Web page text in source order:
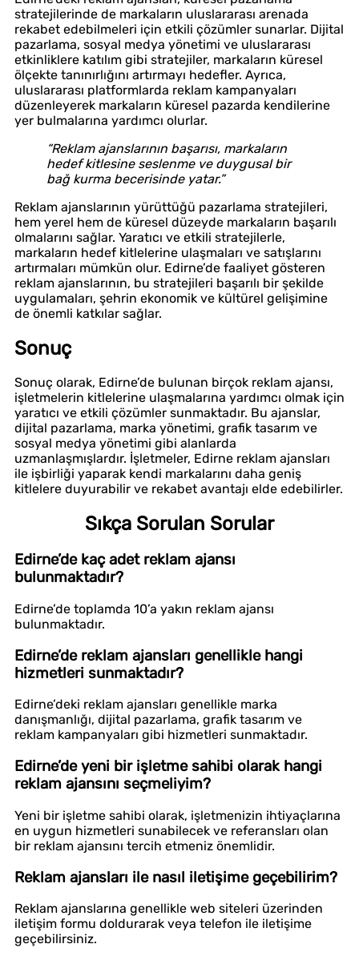
stratejilerinde de markaların uluslararası arenada
rekabet edebilmeleri için etkili çözümler sunarlar. Dijital
pazarlama, sosyal medya yönetimi ve uluslararası
etkinliklere katılım gibi stratejiler, markaların küresel
ölçekte tanınırlığını artırmayı hedefler. Ayrıca,
uluslararası platformlarda reklam kampanyaları
düzenleyerek markaların küresel pazarda kendilerine
yer bulmalarına yardımcı olurlar.
“Reklam ajanslarının başarısı, markaların
hedef kitlesine seslenme ve duygusal bir
bağ kurma becerisinde yatar.”
Reklam ajanslarının yürüttüğü pazarlama stratejileri,
hem yerel hem de küresel düzeyde markaların başarılı
olmalarını sağlar. Yaratıcı ve etkili stratejilerle,
markaların hedef kitlelerine ulaşmaları ve satışlarını
artırmaları mümkün olur. Edirne’de faaliyet gösteren
reklam ajanslarının, bu stratejileri başarılı bir şekilde
uygulamaları, şehrin ekonomik ve kültürel gelişimine
de önemli katkılar sağlar.
Sonuç
Sonuç olarak, Edirne’de bulunan birçok reklam ajansı,
işletmelerin kitlelerine ulaşmalarına yardımcı olmak için
yaratıcı ve etkili çözümler sunmaktadır. Bu ajanslar,
dijital pazarlama, marka yönetimi, grafik tasarım ve
sosyal medya yönetimi gibi alanlarda
uzmanlaşmışlardır. İşletmeler, Edirne reklam ajansları
ile işbirliği yaparak kendi markalarını daha geniş
kitlelere duyurabilir ve rekabet avantajı elde edebilirler.
Sıkça Sorulan Sorular
Edirne’de kaç adet reklam ajansı
bulunmaktadır?
Edirne’de toplamda 10’a yakın reklam ajansı
bulunmaktadır.
Edirne’de reklam ajansları genellikle hangi
hizmetleri sunmaktadır?
Edirne’deki reklam ajansları genellikle marka
danışmanlığı, dijital pazarlama, grafik tasarım ve
reklam kampanyaları gibi hizmetleri sunmaktadır.
Edirne’de yeni bir işletme sahibi olarak hangi
reklam ajansını seçmeliyim?
Yeni bir işletme sahibi olarak, işletmenizin ihtiyaçlarına
en uygun hizmetleri sunabilecek ve referansları olan
bir reklam ajansını tercih etmeniz önemlidir.
Reklam ajansları ile nasıl iletişime geçebilirim?
Reklam ajanslarına genellikle web siteleri üzerinden
iletişim formu doldurarak veya telefon ile iletişime
geçebilirsiniz.